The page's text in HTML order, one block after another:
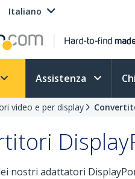
Italiano
Assistenza
video e per display
nostri adattatori